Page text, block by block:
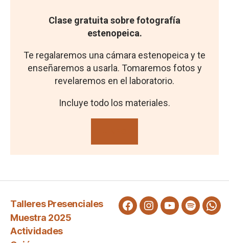
Clase gratuita sobre fotografía
estenopeica.
Te regalaremos una cámara estenopeica y te
enseñaremos a usarla. Tomaremos fotos y
revelaremos en el laboratorio.
Incluye todo los materiales.
Talleres Presenciales
Muestra 2025
Actividades
FacebookInstagram
YoutubeSpotify